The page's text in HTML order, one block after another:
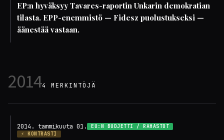
EP:n hyväksyy Tavares-raportin Unkarin demokratian
tilasta. EPP-enemmistö — Fidesz puolustukseksi —
äänestää vastaan.
20144 MERKINTÖJÄ
2014. tammikuuta 01.
EU:N BUDJETTI / RAHASTOT
⚡ KONTRASTI